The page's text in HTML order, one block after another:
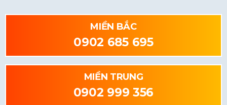
MIỀN BẮC
0902 685 695
MIỀN TRUNG
0902 999 356